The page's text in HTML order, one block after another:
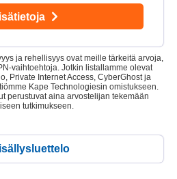
ja rehellisyys ovat meille tärkeitä arvoja,
vaihtoehtoja. Jotkin listallamme olevat
Private Internet Access, CyberGhost ja
Kape Technologiesin omistukseen.
perustuvat aina arvostelijan tekemään
tutkimukseen.